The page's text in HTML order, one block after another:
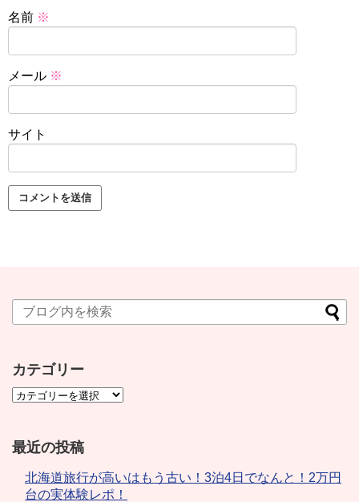
名前 ※
メール ※
サイト
カテゴリー
最近の投稿
北海道旅行が高いはもう古い！3泊4日でなんと！2万円
台の実体験レポ！